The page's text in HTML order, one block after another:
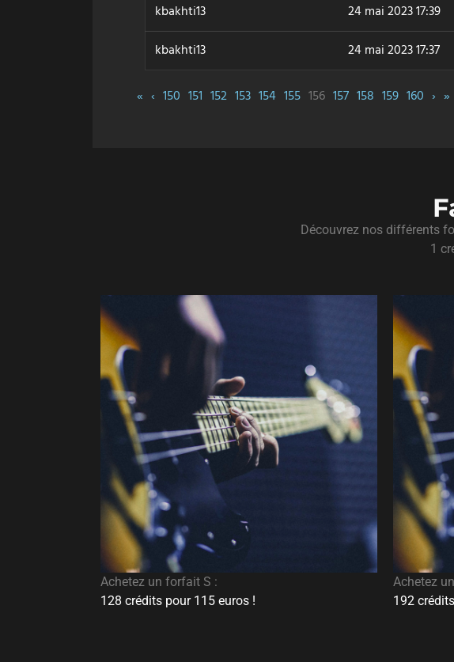
kbakhti13
24 mai 2023 17:39
kbakhti13
24 mai 2023 17:37
« ‹ 150 151 152 153 154 155 156 157 158 159 160 › »
Découvrez nos différents
1
Achetez un forfait S :
128 crédits pour 115 euros !
Achetez
192